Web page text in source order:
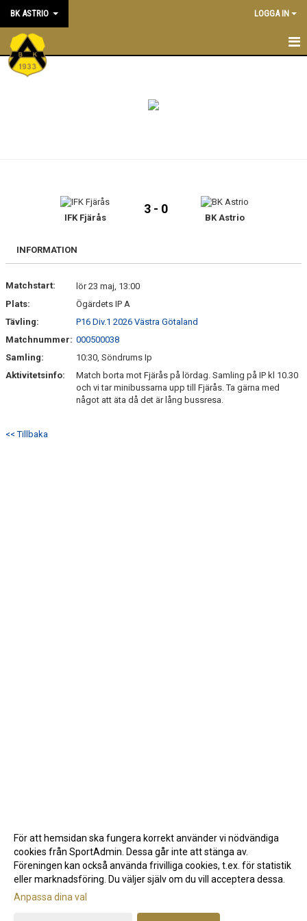
BK ASTRIO LOGGA IN
HEM
BLI MEDLEM
SÖNDRUMS IP
TRYGG I ASTRIO
IFK Fjärås
3 - 0
BK Astrio
INFORMATION
Matchstart:
lör 23 maj, 13:00
Plats:
Ögärdets IP A
Tävling:
P16 Div.1 2026 Västra Götaland
Matchnummer: 000500038
Samling:
10:30, Söndrums Ip
Aktivitetsinfo:
Match borta mot Fjärås på lördag. Samling på IP kl 10.30
och vi tar minibussarna upp till Fjärås. Ta gärna med
något att äta då det är lång bussresa.
<< Tillbaka
Gå till Webbversion
För att hemsidan ska fungera korrekt använder vi nödvändiga
cookies från SportAdmin. Dessa går inte att stänga av.
Föreningen kan också använda frivilliga cookies, t.ex. för statistik
eller marknadsföring. Du väljer själv om du vill acceptera dessa.
Anpassa dina val